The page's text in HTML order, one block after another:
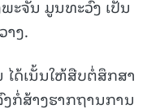
ະຈັນ ມູນທະວົງ ເປັນ
າງ.
ດ້ເນັ້ນໃຫ້ສືບຕໍ່ສຶກສາ
ກໍ່ສ້າງຮາກຖານການ